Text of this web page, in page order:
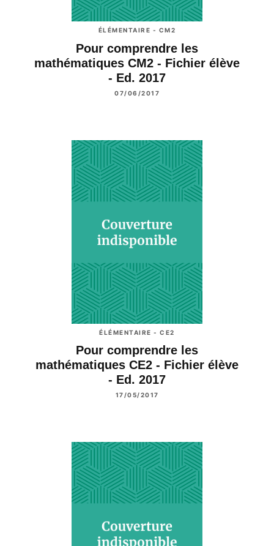
ÉLÉMENTAIRE - CM2
Pour comprendre les
mathématiques CM2 - Fichier élève
- Ed. 2017
07/06/2017
ÉLÉMENTAIRE - CE2
Pour comprendre les
mathématiques CE2 - Fichier élève
- Ed. 2017
17/05/2017